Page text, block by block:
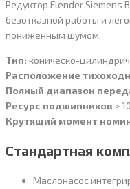
Редуктор Flender Siemens
безотказной работы и
пониженным шумом.
Тип: коническо-
Расположение
Полный диапазон
Ресурс подшипников >
Крутящий момент
Стандартная
Маслонасос